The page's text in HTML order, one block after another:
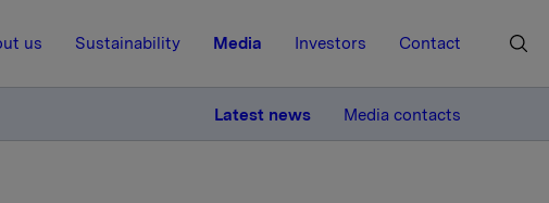
us Sustainability Media Investors Contact
Latest news Media contacts